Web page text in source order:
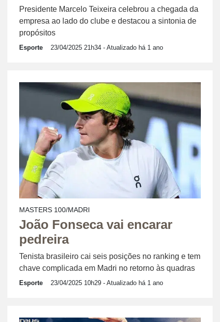
Presidente Marcelo Teixeira celebrou a chegada da
empresa ao lado do clube e destacou a sintonia de
propósitos
Esporte 23/04/2025 21h34 - Atualizado há 1 ano
MASTERS 100/MADRI
João Fonseca vai encarar
pedreira
Tenista brasileiro cai seis posições no ranking e tem
chave complicada em Madri no retorno às quadras
Esporte 23/04/2025 10h29 - Atualizado há 1 ano